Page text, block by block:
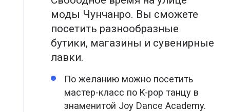
моды Чунчанро. Вы сможете
посетить разнообразные
бутики, магазины и сувенирные
лавки.
По желанию можно посетить
мастер-класс по K-pop танцу в
знаменитой Joy Dance Academy.